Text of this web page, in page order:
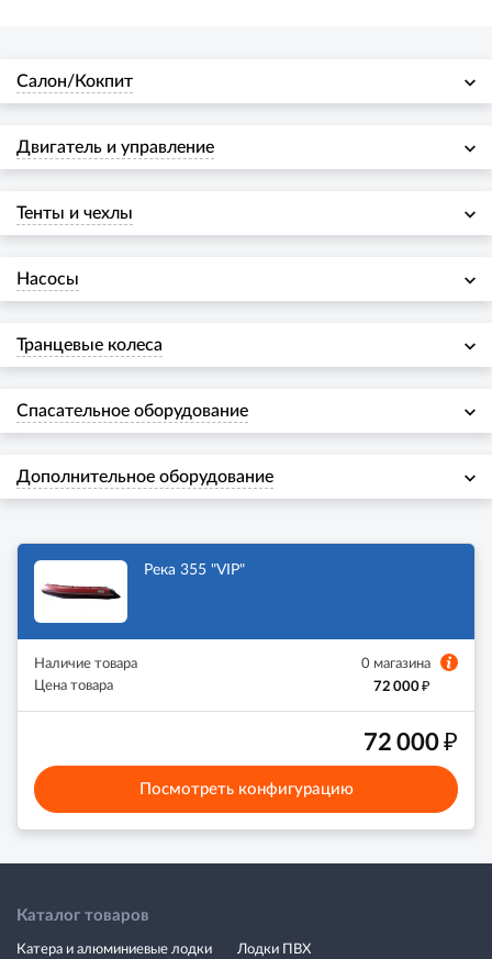
Салон/Кокпит
Двигатель и управление
Тенты и чехлы
Насосы
Транцевые колеса
Спасательное оборудование
Дополнительное оборудование
Река 355 "VIP"
Наличие товара
0 магазина
Цена товара
72 000₽
72 000₽
Посмотреть конфигурацию
Каталог товаров
Катера и алюминиевые лодки Лодки ПВХ